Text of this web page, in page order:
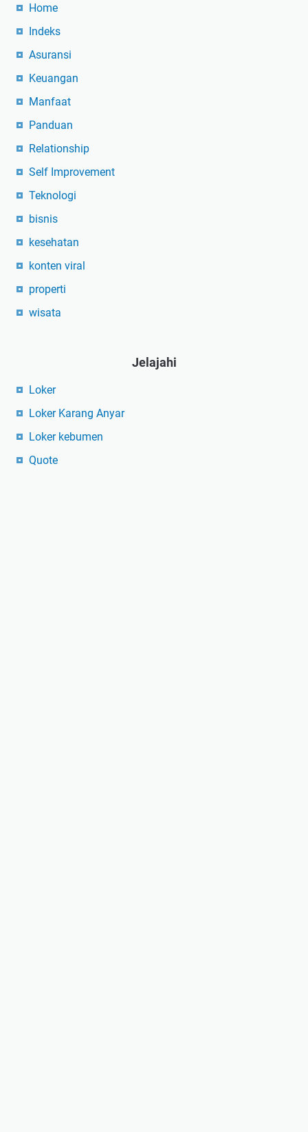
Home
Indeks
Asuransi
Keuangan
Manfaat
Panduan
Relationship
Self Improvement
Teknologi
bisnis
kesehatan
konten viral
properti
wisata
Jelajahi
Loker
Loker Karang Anyar
Loker kebumen
Quote